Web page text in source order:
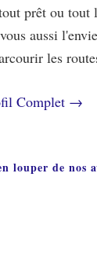
prêt ou tout
aussi
les
Complet →
louper de nos